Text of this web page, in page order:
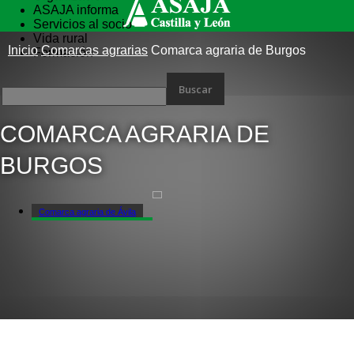
ASAJA informa
Servicios al socio
Vida rural
Formación
Inicio Comarcas agrarias Comarca agraria de Burgos
COMARCA AGRARIA DE
BURGOS
Comarca agraria de Ávila